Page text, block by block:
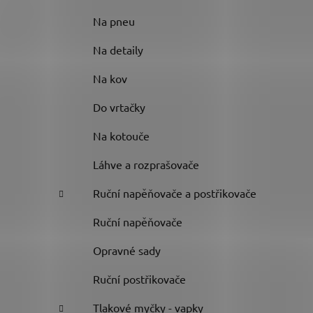
Na pneu
Na detaily
Na kov
Do vrtačky
Na kotouče
Láhve a rozprašovače
Ruční napěňovače a postřikovače
Ruční napěňovače
Opravné sady
Ruční postřikovače
Tlakové myčky - vapky